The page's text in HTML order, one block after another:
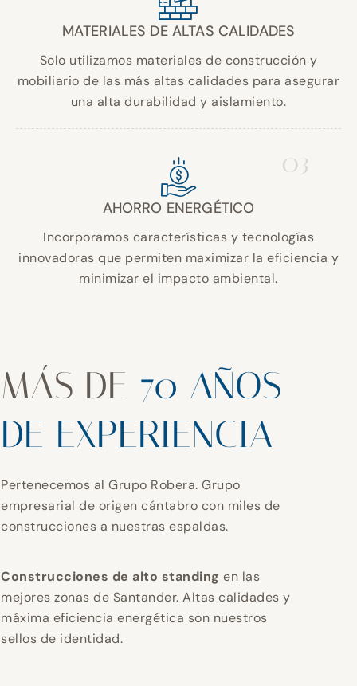
MATERIALES DE ALTAS CALIDADES
Solo utilizamos materiales de construcción y
mobiliario de las más altas calidades para asegurar
una alta durabilidad y aislamiento.
03
AHORRO ENERGÉTICO
Incorporamos características y tecnologías
innovadoras que permiten maximizar la eficiencia y
minimizar el impacto ambiental.
MÁS DE 70 AÑOS
DE EXPERIENCIA
Pertenecemos al Grupo Robera. Grupo
empresarial de origen cántabro con miles de
construcciones a nuestras espaldas.
Construcciones de alto standing en las
mejores zonas de Santander. Altas calidades y
máxima eficiencia energética son nuestros
sellos de identidad.